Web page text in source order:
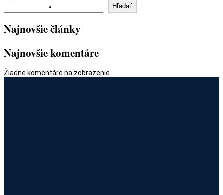
Hľadať
Najnovšie články
Najnovšie komentáre
Žiadne komentáre na zobrazenie.